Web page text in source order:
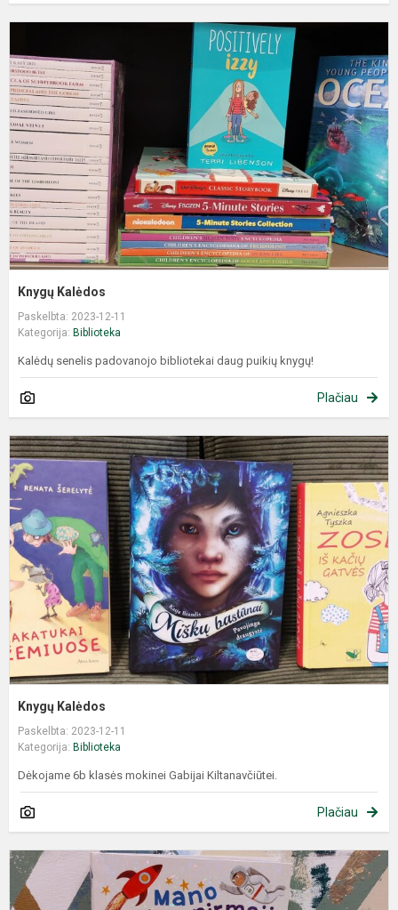
Knygų Kalėdos
Paskelbta: 2023-12-11
Kategorija: Biblioteka
Kalėdų senelis padovanojo bibliotekai daug puikių knygų!
Plačiau
Knygų Kalėdos
Paskelbta: 2023-12-11
Kategorija: Biblioteka
Dėkojame 6b klasės mokinei Gabijai Kiltanavčiūtei.
Plačiau